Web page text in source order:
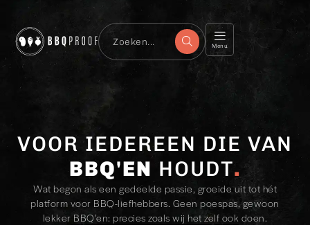
Menu
BBQproof
VOOR IEDEREEN DIE VAN
BBQ'EN HOUDT
Wat begon als een gedeelde passie, groeide uit tot hét
platform voor BBQ-liefhebbers. Geen poespas, gewoon
lekker BBQ’en: precies zoals wij het zelf ook doen.